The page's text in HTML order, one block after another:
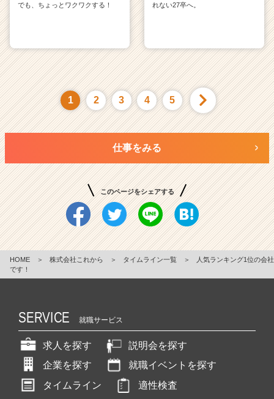
でも、ちょっとワクワクする！
れない27卒へ。
1 2 3 4 5
仕事をみる
このページをシェアする
HOME ＞ 株式会社これから ＞ タイムライン一覧 ＞
人気ランキング1位の会社
です！
SERVICE 就職サービス
求人を探す
説明会を探す
企業を探す
就職イベントを探す
タイムライン
適性検査